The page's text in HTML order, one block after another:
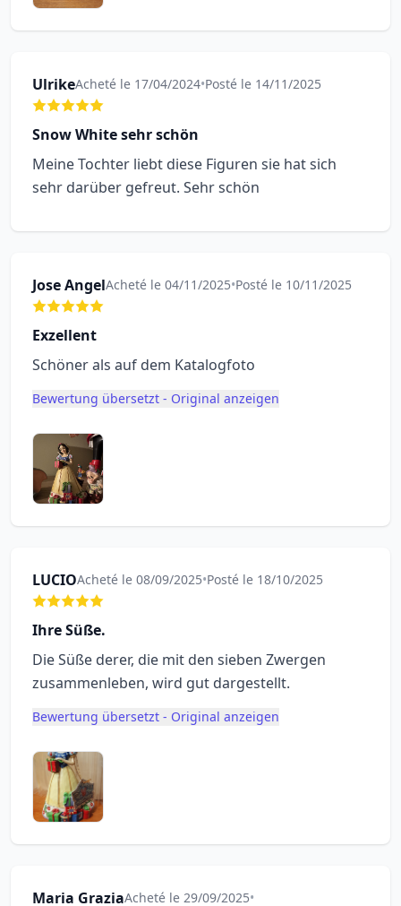
UlrikeAcheté le 17/04/2024•Posté le 14/11/2025
Snow White sehr schön
Meine Tochter liebt diese Figuren sie hat sich
sehr darüber gefreut. Sehr schön
Jose AngelAcheté le 04/11/2025•Posté le 10/11/2025
Exzellent
Schöner als auf dem Katalogfoto
Bewertung übersetzt - Original anzeigen
LUCIOAcheté le 08/09/2025•Posté le 18/10/2025
Ihre Süße.
Die Süße derer, die mit den sieben Zwergen
zusammenleben, wird gut dargestellt.
Bewertung übersetzt - Original anzeigen
Maria GraziaAcheté le 29/09/2025•